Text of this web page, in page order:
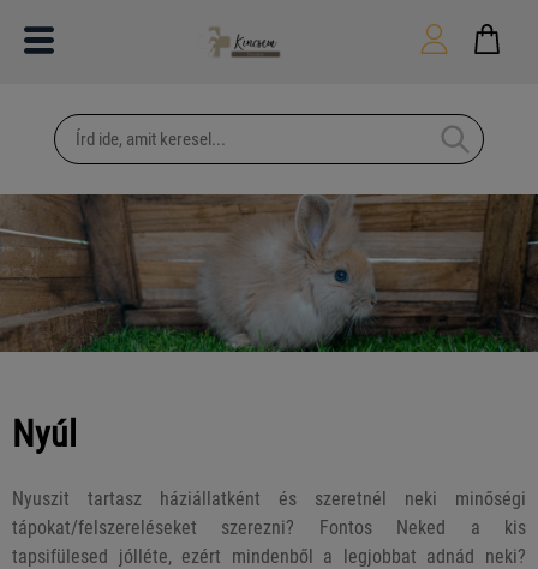
Nyúl
Nyuszit tartasz háziállatként és szeretnél neki minőségi
tápokat/felszereléseket szerezni? Fontos Neked a kis
tapsifülesed jólléte, ezért mindenből a legjobbat adnád neki?